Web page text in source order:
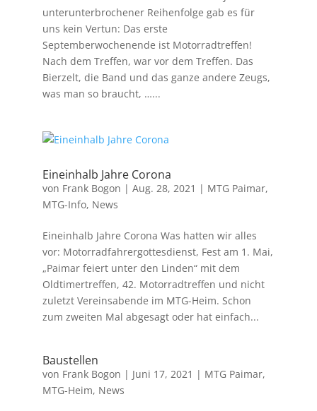
unterunterbrochener Reihenfolge gab es für
uns kein Vertun: Das erste
Septemberwochenende ist Motorradtreffen!
Nach dem Treffen, war vor dem Treffen. Das
Bierzelt, die Band und das ganze andere Zeugs,
was man so braucht, …...
Eineinhalb Jahre Corona
von Frank Bogon | Aug. 28, 2021 | MTG Paimar,
MTG-Info, News
Eineinhalb Jahre Corona Was hatten wir alles
vor: Motorradfahrergottesdienst, Fest am 1. Mai,
„Paimar feiert unter den Linden“ mit dem
Oldtimertreffen, 42. Motorradtreffen und nicht
zuletzt Vereinsabende im MTG-Heim. Schon
zum zweiten Mal abgesagt oder hat einfach...
Baustellen
von Frank Bogon | Juni 17, 2021 | MTG Paimar,
MTG-Heim, News